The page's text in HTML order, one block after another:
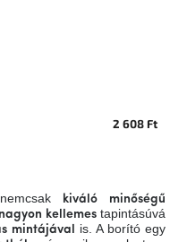
2 608 Ft
nemcsak
kiváló minőségű
nagyon kellemes tapintásúvá
mintájával is. A borító egy